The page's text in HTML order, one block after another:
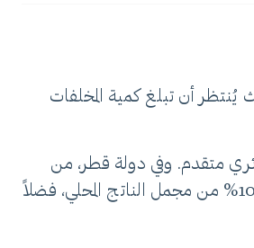
يُنتظر أن تبلغ كمية المخلفات
متقدم. وفي دولة قطر، من
المنتظر أن يوفر النموذج الاقتصادي الدائري منافع مالية واجتماعية وبيئية جمّة، تناهز قيمتها 17 مليار دولار بحلول عام 2030، أي ما يوازي 10% من مجمل الناتج المحلي، فضلاً